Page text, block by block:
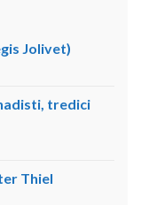
Jolivet)
tredici
Thiel